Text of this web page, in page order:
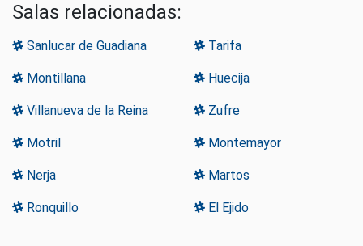
Salas relacionadas:
Sanlucar de Guadiana Tarifa
Montillana Huecija
Villanueva de la Reina Zufre
Motril Montemayor
Nerja Martos
Ronquillo El Ejido